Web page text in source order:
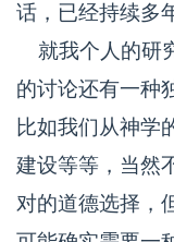
话，已经持续多
就我个人的研
的讨论还有一种
比如我们从神学
建设等等，当然
对的道德选择，